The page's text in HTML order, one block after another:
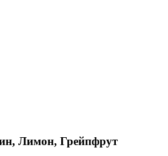
Лимон, Грейпфрут